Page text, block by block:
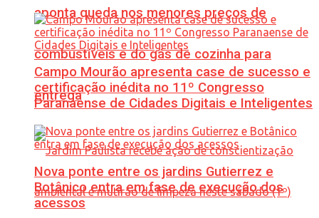
aponta queda nos menores preços de
combustíveis e do gás de cozinha para
entrega
Campo Mourão apresenta case de sucesso e
certificação inédita no 11º Congresso
Paranaense de Cidades Digitais e Inteligentes
Nova ponte entre os jardins Gutierrez e
Botânico entra em fase de execução dos
acessos